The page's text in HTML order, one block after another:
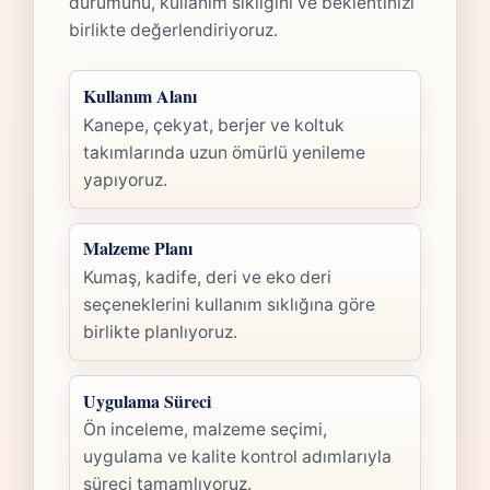
birlikte değerlendiriyoruz.
Kullanım Alanı
Kanepe, çekyat, berjer ve koltuk
takımlarında uzun ömürlü yenileme
yapıyoruz.
Malzeme Planı
Kumaş, kadife, deri ve eko deri
seçeneklerini kullanım sıklığına göre
birlikte planlıyoruz.
Uygulama Süreci
Ön inceleme, malzeme seçimi,
uygulama ve kalite kontrol adımlarıyla
süreci tamamlıyoruz.